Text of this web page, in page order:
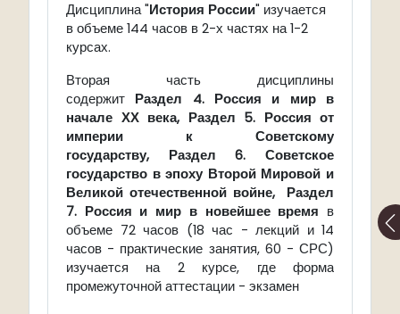
Дисциплина "История России" изучается
в объеме 144 часов в 2-х частях на 1-2
курсах.
Вторая часть дисциплины
содержит Раздел 4. Россия и мир в
начале ХХ века, Раздел 5. Россия от
империи к Советскому
государству, Раздел 6. Советское
государство в эпоху Второй Мировой и
Великой отечественной войне,
Раздел
7. Россия и мир в новейшее время в
объеме 72 часов (18 час - лекций и 14
часов - практические занятия, 60 - СРС)
изучается на 2 курсе, где форма
промежуточной аттестации - экзамен